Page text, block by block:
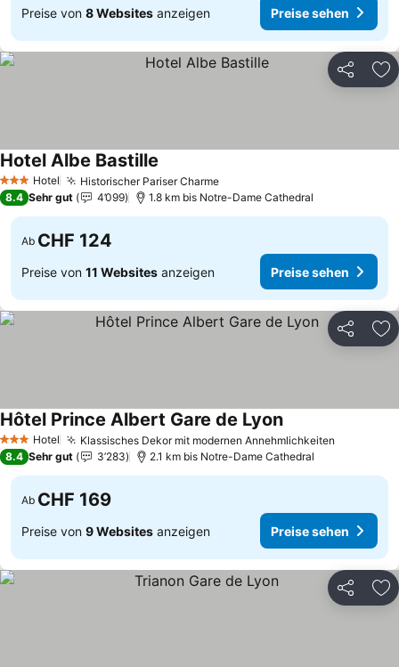
Preise von 8 Websites anzeigen Preise sehen
Teilen
3 SterneHotel Historischer Pariser CharmePreise sehen
Hotel Albe Bastille
8.4 Sehr gut 4’099 1.8 km bis Notre-Dame Cathedral
Ab CHF 124
Preise von 11 Websites anzeigen Preise sehen
Teilen
3 SterneHotel Klassisches Dekor mit modernen Annehmlichkeiten
Hôtel Prince Albert Gare de LyonPreise sehen
8.4 Sehr gut 3’283 2.1 km bis Notre-Dame Cathedral
Ab CHF 169
Preise von 9 Websites anzeigen Preise sehen
Teilen